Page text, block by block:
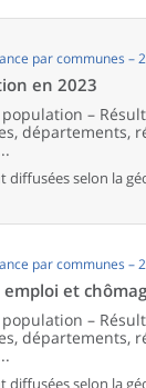
par communes –
en 2023
–
départements,
diffusées selon la
par communes –
et
–
départements,
diffusées selon la